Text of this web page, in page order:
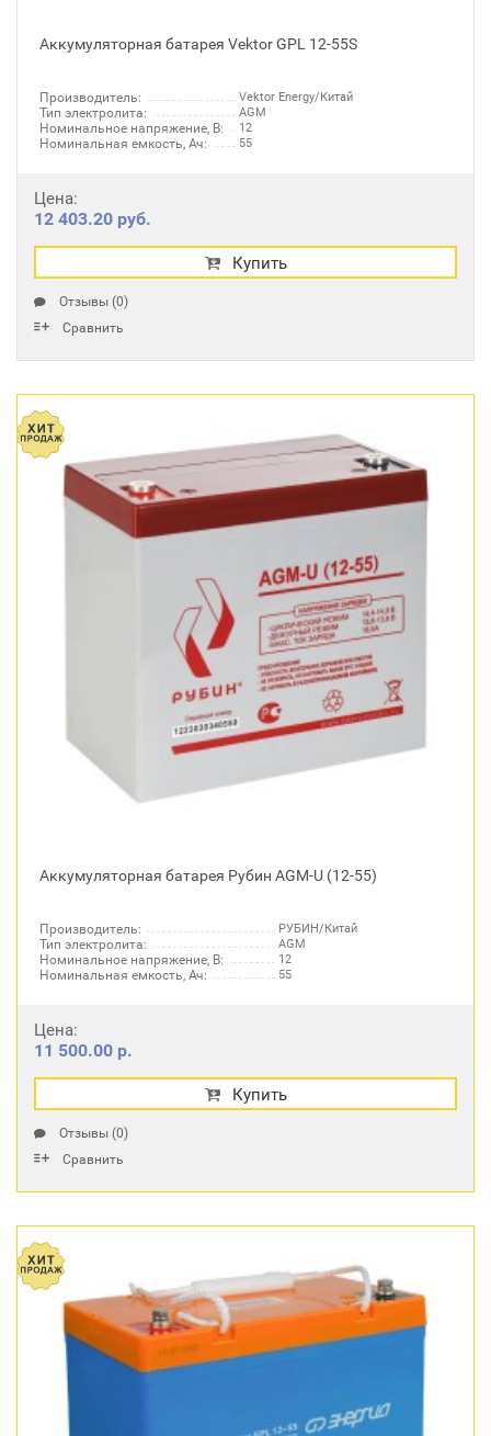
Аккумуляторная батарея Vektor GPL 12-55S
Производитель: Vektor Energy/Китай
Тип электролита: AGM
Номинальное напряжение, В: 12
Номинальная емкость, Ач: 55
Цена:
12 403.20 руб.
Купить
Отзывы (0)
Сравнить
Аккумуляторная батарея Рубин AGM-U (12-55)
Производитель: РУБИН/Китай
Тип электролита: AGM
Номинальное напряжение, В: 12
Номинальная емкость, Ач: 55
Цена:
11 500.00 р.
Купить
Отзывы (0)
Сравнить